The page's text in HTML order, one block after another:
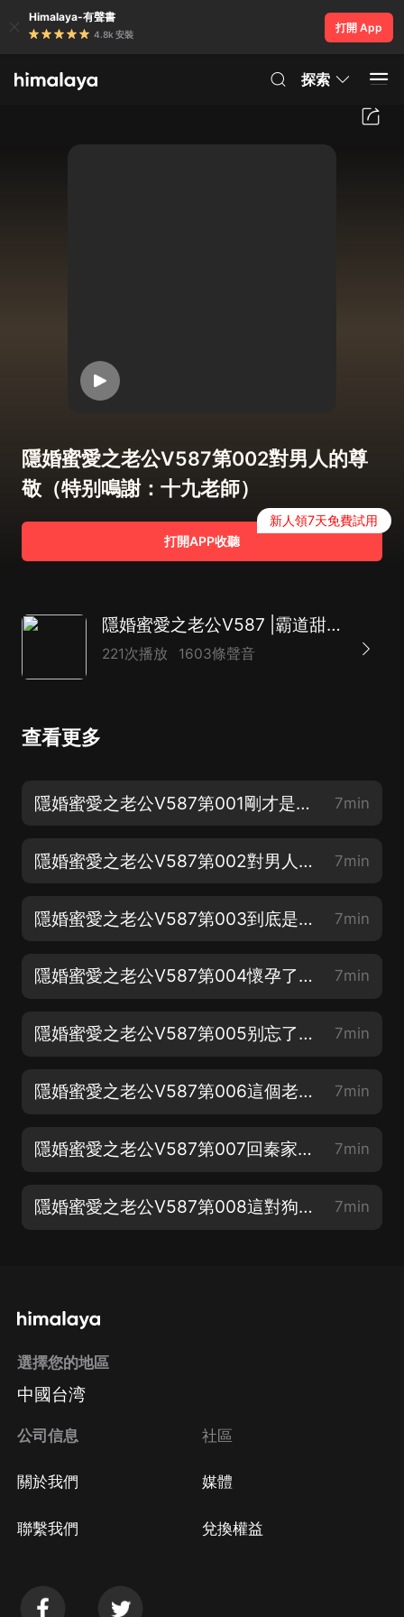
Himalaya-有聲書
4.8k 安裝
打開 App
探索
隱婚蜜愛之老公V587第002對男人的尊
敬（特别鳴謝：十九老師）
打開APP收聽
新人領7天免費試用
隱婚蜜愛之老公V587 |霸道甜寵|精品多人有聲劇
221次播放 1603條聲音
查看更多
隱婚蜜愛之老公V587第001剛才是你在罵我（求訂閱+五星好評！） 7min
隱婚蜜愛之老公V587第002對男人的尊敬（特别鳴謝：十九老師） 7min
隱婚蜜愛之老公V587第003到底是大舅媽還是小舅媽（求訂閱+五星好評！） 7min
隱婚蜜愛之老公V587第004懷孕了？（求訂閱+五星好評！） 7min
隱婚蜜愛之老公V587第005别忘了你是誰的老婆（求訂閱+五星好評！） 7min
隱婚蜜愛之老公V587第006這個老男人等不及了！（求訂閱+五星好評！） 7min
隱婚蜜愛之老公V587第007回秦家（求訂閱+五星好評！） 7min
隱婚蜜愛之老公V587第008這對狗男女（求訂閱+五星好評！） 7min
選擇您的地區
中國台湾
公司信息
關於我們
聯繫我們
社區
媒體
兌換權益